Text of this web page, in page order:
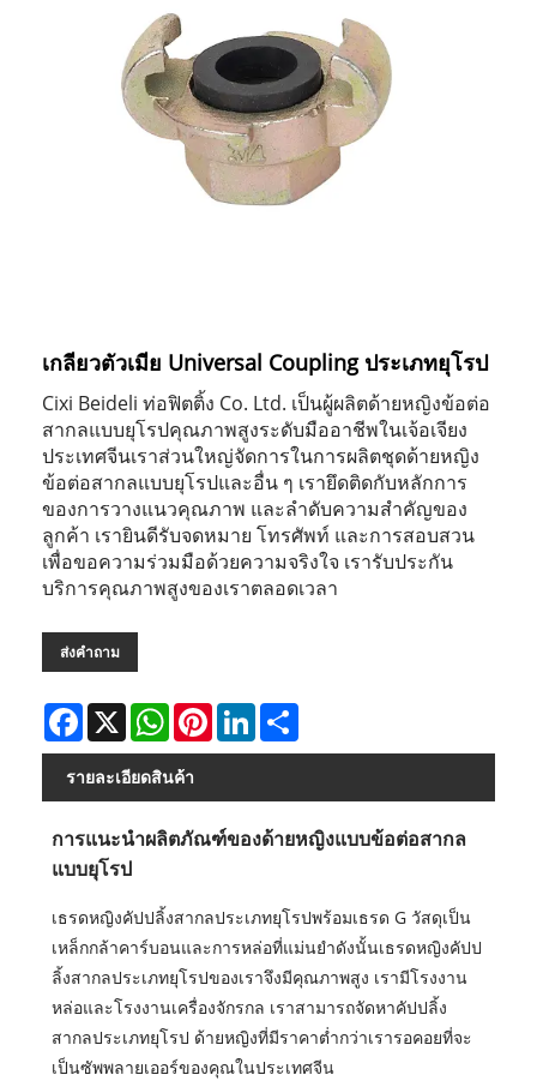
เกลียวตัวเมีย Universal Coupling ประเภทยุโรป
Cixi Beideli ท่อฟิตติ้ง Co. Ltd. เป็นผู้ผลิตด้ายหญิงข้อต่อ
สากลแบบยุโรปคุณภาพสูงระดับมืออาชีพในเจ้อเจียง
ประเทศจีนเราส่วนใหญ่จัดการในการผลิตชุดด้ายหญิง
ข้อต่อสากลแบบยุโรปและอื่น ๆ เรายึดติดกับหลักการ
ของการวางแนวคุณภาพ และลำดับความสำคัญของ
ลูกค้า เรายินดีรับจดหมาย โทรศัพท์ และการสอบสวน
เพื่อขอความร่วมมือด้วยความจริงใจ เรารับประกัน
บริการคุณภาพสูงของเราตลอดเวลา
ส่งคำถาม
Facebook
X WhatsAppPinterestLinkedIn
รายละเอียดสินค้า
การแนะนำผลิตภัณฑ์ของด้ายหญิงแบบข้อต่อสากล
แบบยุโรป
เธรดหญิงคัปปลิ้งสากลประเภทยุโรปพร้อมเธรด G วัสดุเป็น
เหล็กกล้าคาร์บอนและการหล่อที่แม่นยำดังนั้นเธรดหญิงคัปป
ลิ้งสากลประเภทยุโรปของเราจึงมีคุณภาพสูง เรามีโรงงาน
หล่อและโรงงานเครื่องจักรกล เราสามารถจัดหาคัปปลิ้ง
สากลประเภทยุโรป ด้ายหญิงที่มีราคาต่ำกว่าเรารอคอยที่จะ
เป็นซัพพลายเออร์ของคุณในประเทศจีน